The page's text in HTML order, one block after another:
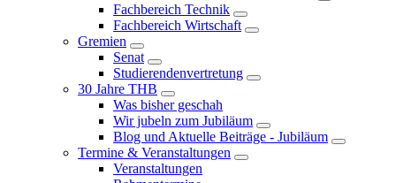
Fachbereich Technik
Fachbereich Wirtschaft
Gremien
Senat
Studierendenvertretung
30 Jahre THB
Was bisher geschah
Wir jubeln zum Jubiläum
Blog und Aktuelle Beiträge - Jubiläum
Termine & Veranstaltungen
Veranstaltungen